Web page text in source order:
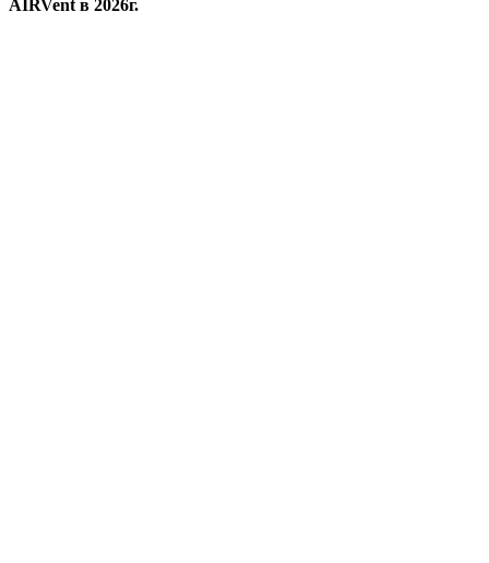
AIRVent в 2026г.